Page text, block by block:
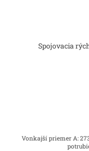
Spojovacia
Vonkajší priemer A: